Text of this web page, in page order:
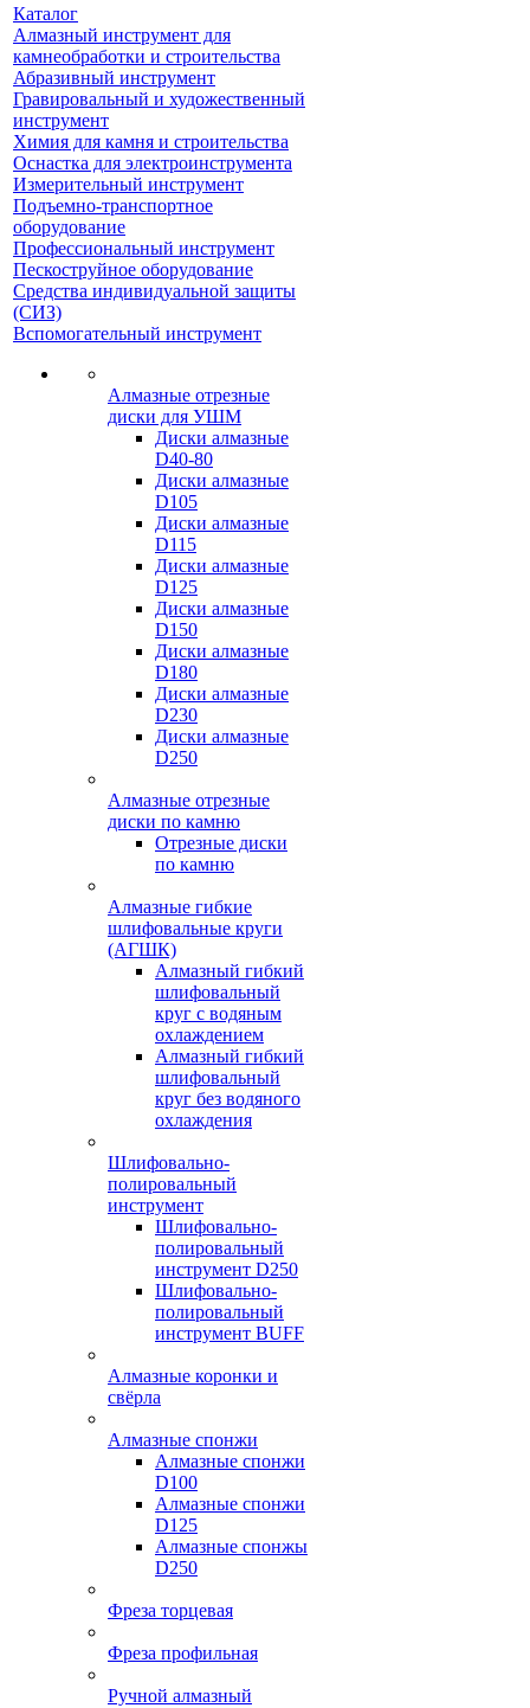
Каталог
Алмазный инструмент для
камнеобработки и строительства
Абразивный инструмент
Гравировальный и художественный
инструмент
Химия для камня и строительства
Оснастка для электроинструмента
Измерительный инструмент
Подъемно-транспортное
оборудование
Профессиональный инструмент
Пескоструйное оборудование
Средства индивидуальной защиты
(СИЗ)
Вспомогательный инструмент
Алмазные отрезные
диски для УШМ
Диски алмазные
D40-80
Диски алмазные
D105
Диски алмазные
D115
Диски алмазные
D125
Диски алмазные
D150
Диски алмазные
D180
Диски алмазные
D230
Диски алмазные
D250
Алмазные отрезные
диски по камню
Отрезные диски
по камню
Алмазные гибкие
шлифовальные круги
(АГШК)
Алмазный гибкий
шлифовальный
круг с водяным
охлаждением
Алмазный гибкий
шлифовальный
круг без водяного
охлаждения
Шлифовально-
полировальный
инструмент
Шлифовально-
полировальный
инструмент D250
Шлифовально-
полировальный
инструмент BUFF
Алмазные коронки и
свёрла
Алмазные спонжи
Алмазные спонжи
D100
Алмазные спонжи
D125
Алмазные спонжы
D250
Фреза торцевая
Фреза профильная
Ручной алмазный